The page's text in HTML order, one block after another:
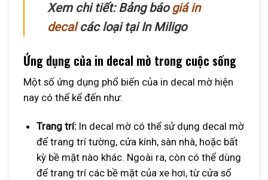
Xem chi tiết: Bảng báo giá in
decalcác loại tại In Miligo
Ứng dụng của in decal mờ trong cuộc sống
Một số ứng dụng phổ biến của in decal mờ hiện
nay có thể kể đến như:
Trang trí:In decal mờ có thể sử dụng decal mờ
để trang trí tường, cửa kính, sàn nhà, hoặc bất
kỳ bề mặt nào khác. Ngoài ra, còn có thể dùng
để trang trí các bề mặt của xe hơi, từ cửa sổ